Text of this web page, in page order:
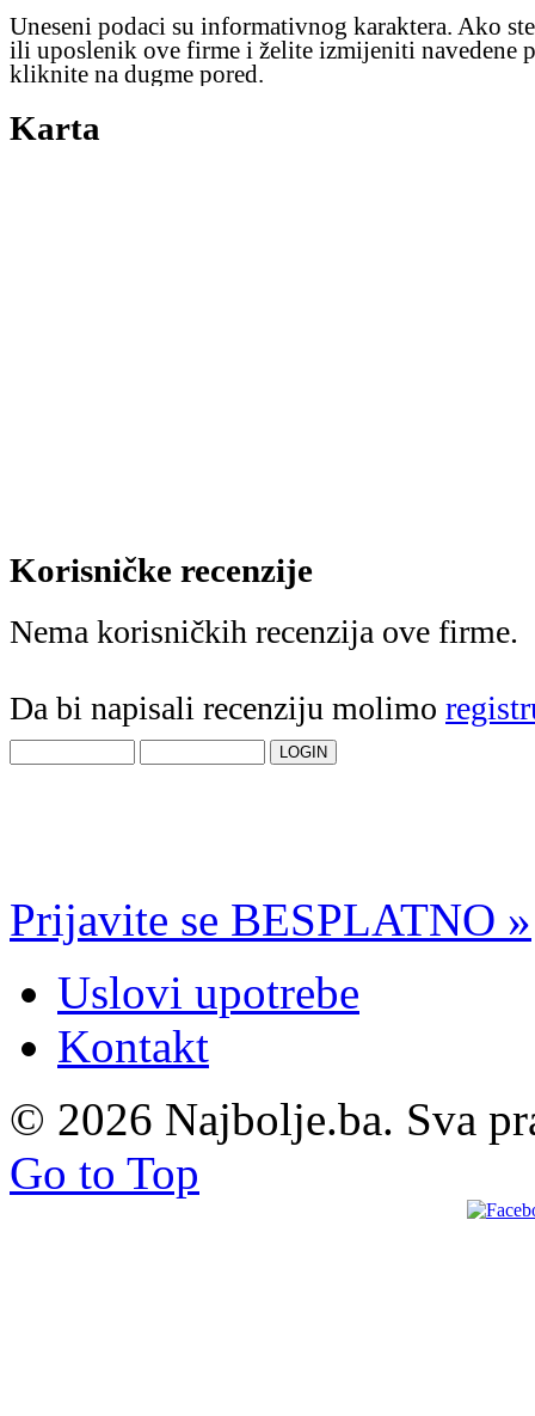
Uneseni podaci su informativnog karaktera. Ako
ili uposlenik ove firme i želite izmijeniti navedene
kliknite na dugme pored.
Karta
Korisničke recenzije
Nema korisničkih recenzija ove firme.
Da bi napisali recenziju molimo
Prijavite se BESPLATNO »
Uslovi upotrebe
Kontakt
© 2026 Najbolje.ba. Sva
Go to Top